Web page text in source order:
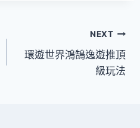
NEXT
環遊世界鴻鵠逸遊推頂
級玩法